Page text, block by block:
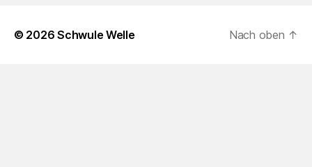
© 2026Schwule Welle Nach oben ↑